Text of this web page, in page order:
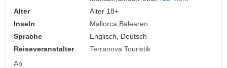
Alter
Alter 18+
Inseln
Mallorca Balearen
Sprache
Englisch, Deutsch
Reiseveranstalter
Terranova Touristik
Ab